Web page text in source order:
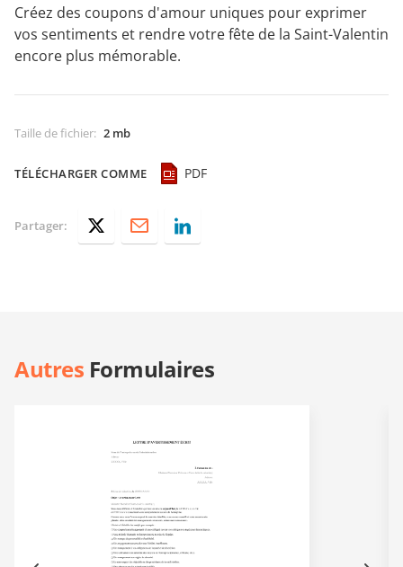
Créez des coupons d'amour uniques pour exprimer
vos sentiments et rendre votre fête de la Saint-Valentin
encore plus mémorable.
Taille de fichier: 2 mb
TÉLÉCHARGER COMME PDF
Partager:
Autres Formulaires